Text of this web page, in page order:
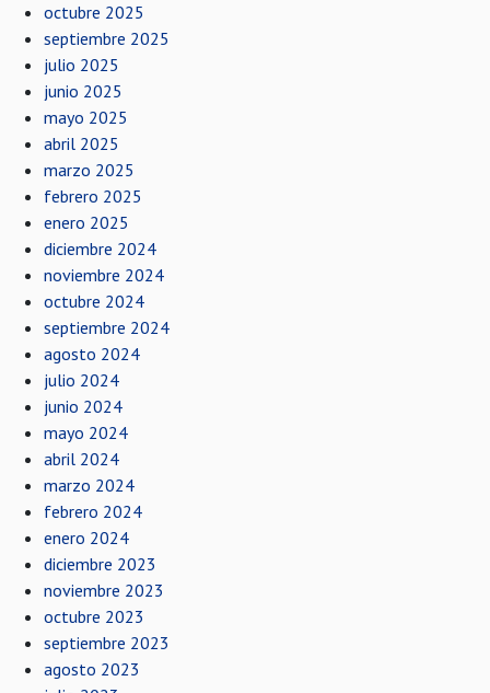
octubre 2025
septiembre 2025
julio 2025
junio 2025
mayo 2025
abril 2025
marzo 2025
febrero 2025
enero 2025
diciembre 2024
noviembre 2024
octubre 2024
septiembre 2024
agosto 2024
julio 2024
junio 2024
mayo 2024
abril 2024
marzo 2024
febrero 2024
enero 2024
diciembre 2023
noviembre 2023
octubre 2023
septiembre 2023
agosto 2023